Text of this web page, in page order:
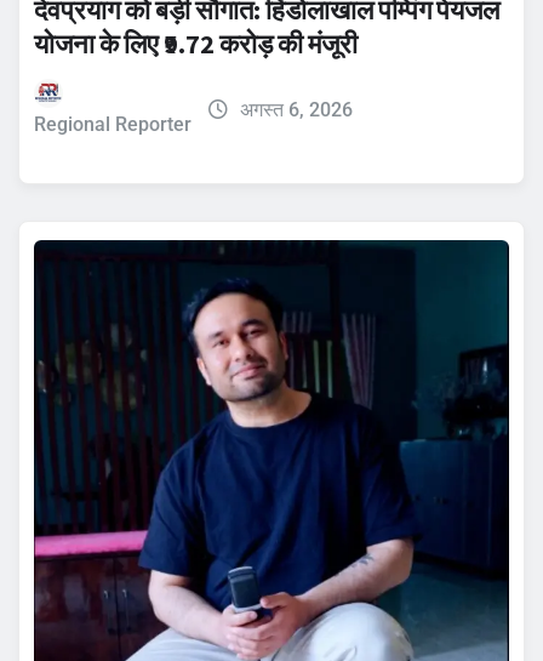
देवप्रयाग को बड़ी सौगात: हिंडोलाखाल पम्पिंग पेयजल
योजना के लिए ₹9.72 करोड़ की मंजूरी
Regional Reporter
अगस्त 6, 2026